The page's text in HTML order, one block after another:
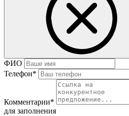
ФИО
Телефон*
Комментарии*
для заполнения